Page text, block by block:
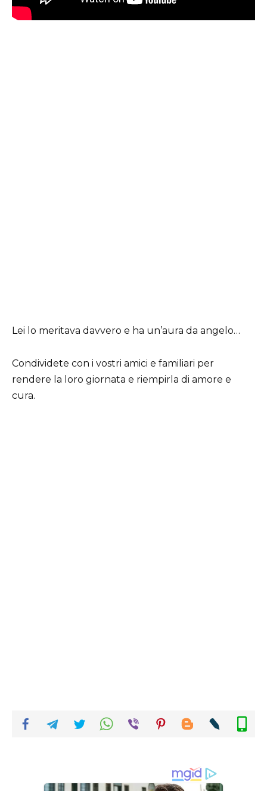
Lei lo meritava davvero e ha un’aura da angelo…
Condividete con i vostri amici e familiari per
rendere la loro giornata e riempirla di amore e
cura.